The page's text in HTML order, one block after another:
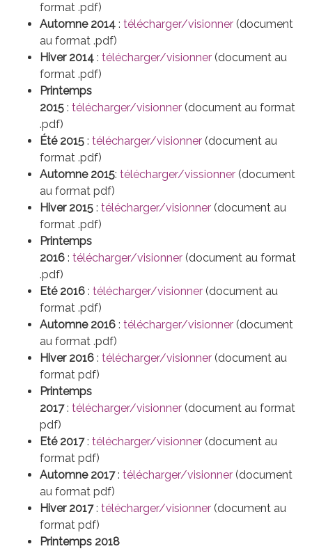
format .pdf)
Automne 2014:télécharger/visionner (document
au format .pdf)
Hiver 2014 :télécharger/visionner (document au
format .pdf)
Printemps
2015 :télécharger/visionner (document au format
.pdf)
Été 2015 :télécharger/visionner (document au
format .pdf)
Automne 2015:télécharger/vissionner (document
au format pdf)
Hiver 2015 :télécharger/visionner (document au
format .pdf)
Printemps
2016 :télécharger/visionner (document au format
.pdf)
Eté 2016 :télécharger/visionner (document au
format .pdf)
Automne 2016 :télécharger/visionner (document
au format .pdf)
Hiver 2016:télécharger/visionner (document au
format pdf)
Printemps
2017:télécharger/visionner (document au format
pdf)
Eté 2017:télécharger/visionner (document au
format pdf)
Automne 2017:télécharger/visionner (document
au format pdf)
Hiver 2017:télécharger/visionner (document au
format pdf)
Printemps 2018